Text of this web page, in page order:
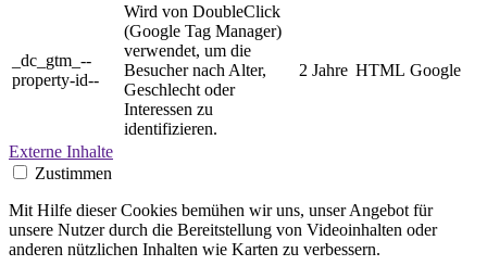
_dc_gtm_--
property-id--
Wird von DoubleClick
(Google Tag Manager)
verwendet, um die
Besucher nach Alter,
Geschlecht oder
Interessen zu
identifizieren.
2 Jahre HTML Google
Externe Inhalte
Zustimmen
Mit Hilfe dieser Cookies bemühen wir uns, unser Angebot für
unsere Nutzer durch die Bereitstellung von Videoinhalten oder
anderen nützlichen Inhalten wie Karten zu verbessern.